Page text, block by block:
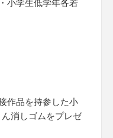
小学生低学年各若
作品を持参した小
消しゴムをプレゼ